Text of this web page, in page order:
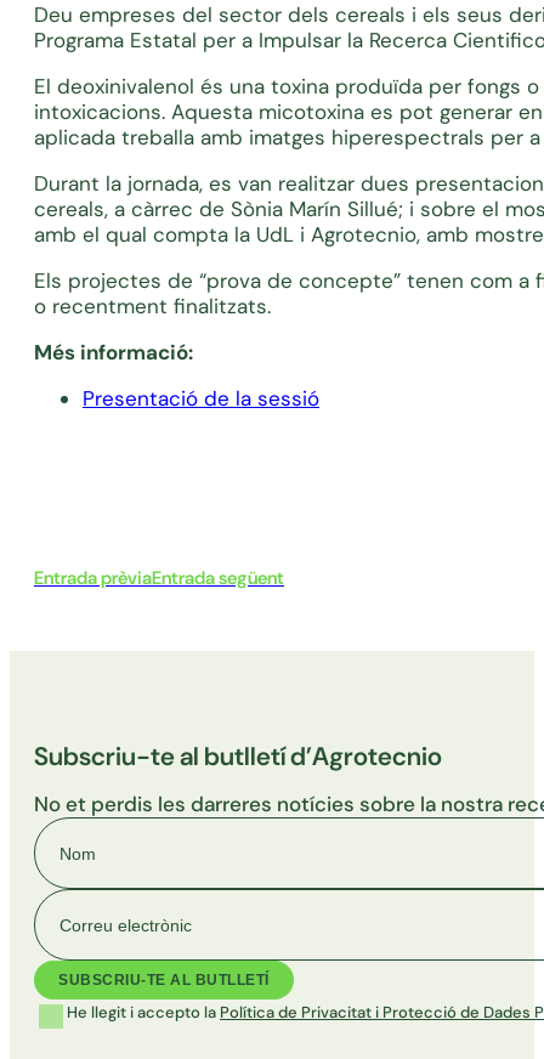
Deu empreses del sector dels cereals i els seus
Programa Estatal per a Impulsar la Recerca
El deoxinivalenol és una toxina produïda per fongs
intoxicacions. Aquesta micotoxina es pot generar
aplicada treballa amb imatges hiperespectrals per
Durant la jornada, es van realitzar dues
cereals, a càrrec de Sònia Marín Sillué; i sobre el
amb el qual compta la UdL i Agrotecnio, amb
Els projectes de “prova de concepte” tenen com
o recentment finalitzats.
Més informació:
Presentació de la sessió
Entrada prèviaEntrada següent
Subscriu-te al butlletí d’Agrotecnio
No et perdis les darreres notícies sobre la nostra
Nom
Correu electrònic
He llegit i accepto la Política de Privacitat i Protecció de Dades